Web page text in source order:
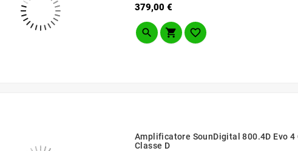
379,00 €Prezzo
  
Amplificatore SounDigital 800.4D Evo
Classe D